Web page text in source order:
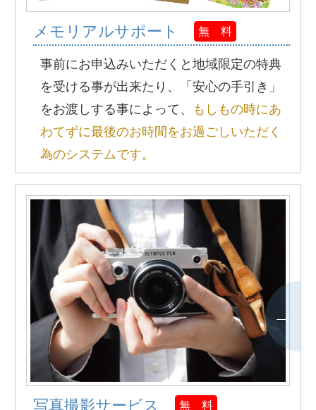
メモリアルサポート 無 料
事前にお申込みいただくと地域限定の特典
を受ける事が出来たり、「安心の手引き」
をお渡しする事によって、
もしもの時にあ
わてずに最後のお時間をお過ごしいただく
為のシステムです。
写真撮影サービス 無 料